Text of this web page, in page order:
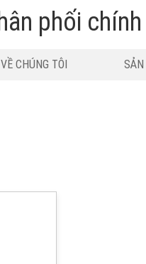
VỀ CHÚNG TÔI